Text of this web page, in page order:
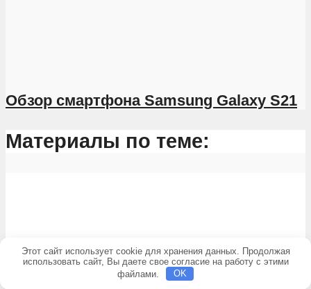
Обзор смартфона Samsung Galaxy S21
Материалы по теме:
TG 157 – инструкция на русском языке...
Этот сайт использует cookie для хранения данных. Продолжая
использовать сайт, Вы даете свое согласие на работу с этими
файлами.
OK